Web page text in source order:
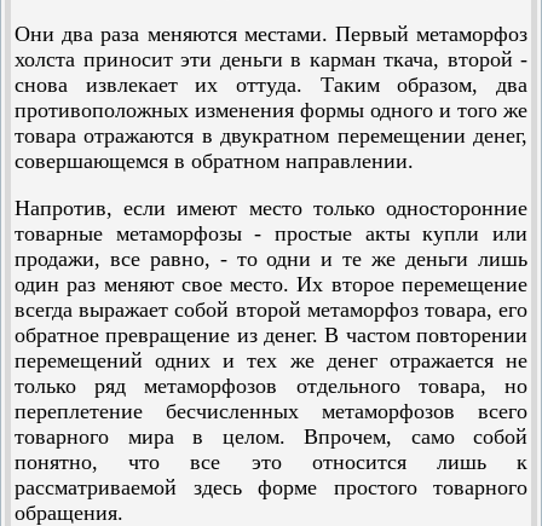
Они два раза меняются местами. Первый метаморфоз
холста приносит эти деньги в карман ткача, второй -
снова извлекает их оттуда. Таким образом, два
противоположных изменения формы одного и того же
товара отражаются в двукратном перемещении денег,
совершающемся в обратном направлении.
Напротив, если имеют место только односторонние
товарные метаморфозы - простые акты купли или
продажи, все равно, - то одни и те же деньги лишь
один раз меняют свое место. Их второе перемещение
всегда выражает собой второй метаморфоз товара, его
обратное превращение из денег. В частом повторении
перемещений одних и тех же денег отражается не
только ряд метаморфозов отдельного товара, но
переплетение бесчисленных метаморфозов всего
товарного мира в целом. Впрочем, само собой
понятно, что все это относится лишь к
рассматриваемой здесь форме простого товарного
обращения.